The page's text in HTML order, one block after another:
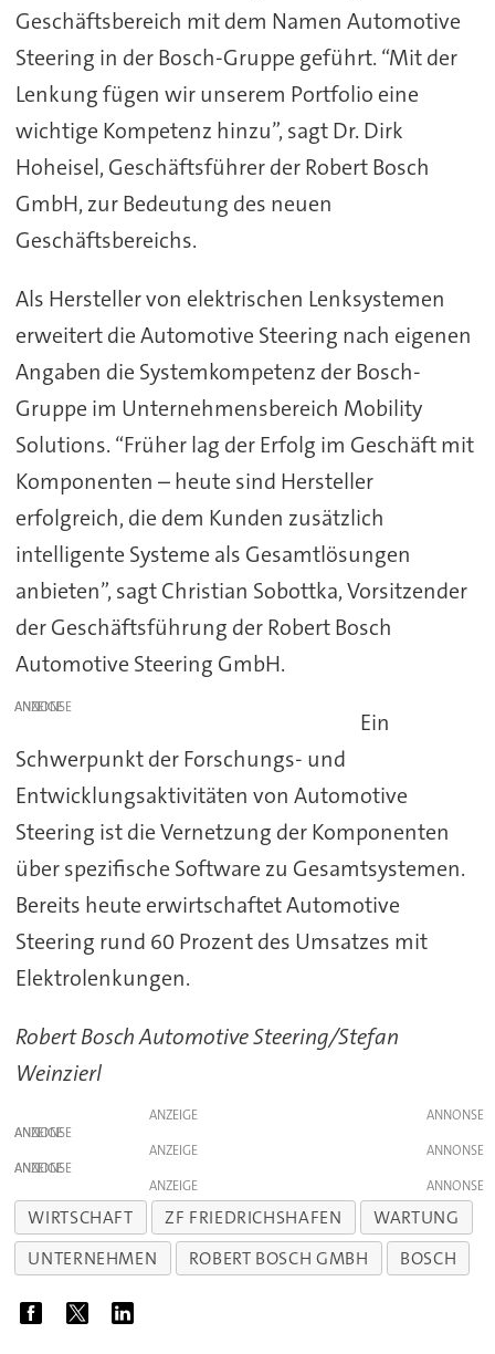
Geschäftsbereich mit dem Namen Automotive
Steering in der Bosch-Gruppe geführt. “Mit der
Lenkung fügen wir unserem Portfolio eine
wichtige Kompetenz hinzu”, sagt Dr. Dirk
Hoheisel, Geschäftsführer der Robert Bosch
GmbH, zur Bedeutung des neuen
Geschäftsbereichs.
Als Hersteller von elektrischen Lenksystemen
erweitert die Automotive Steering nach eigenen
Angaben die Systemkompetenz der Bosch-
Gruppe im Unternehmensbereich Mobility
Solutions. “Früher lag der Erfolg im Geschäft mit
Komponenten – heute sind Hersteller
erfolgreich, die dem Kunden zusätzlich
intelligente Systeme als Gesamtlösungen
anbieten”, sagt Christian Sobottka, Vorsitzender
der Geschäftsführung der Robert Bosch
Automotive Steering GmbH.
ANZEIGE
Ein
Schwerpunkt der Forschungs- und
Entwicklungsaktivitäten von Automotive
Steering ist die Vernetzung der Komponenten
über spezifische Software zu Gesamtsystemen.
Bereits heute erwirtschaftet Automotive
Steering rund 60 Prozent des Umsatzes mit
Elektrolenkungen.
Robert Bosch Automotive Steering/Stefan
Weinzierl
ANZEIGE
ANZEIGE
ANZEIGE
ANZEIGE
ANZEIGE
WIRTSCHAFT ZF FRIEDRICHSHAFEN
WARTUNG
UNTERNEHMEN
ROBERT BOSCH GMBH BOSCH